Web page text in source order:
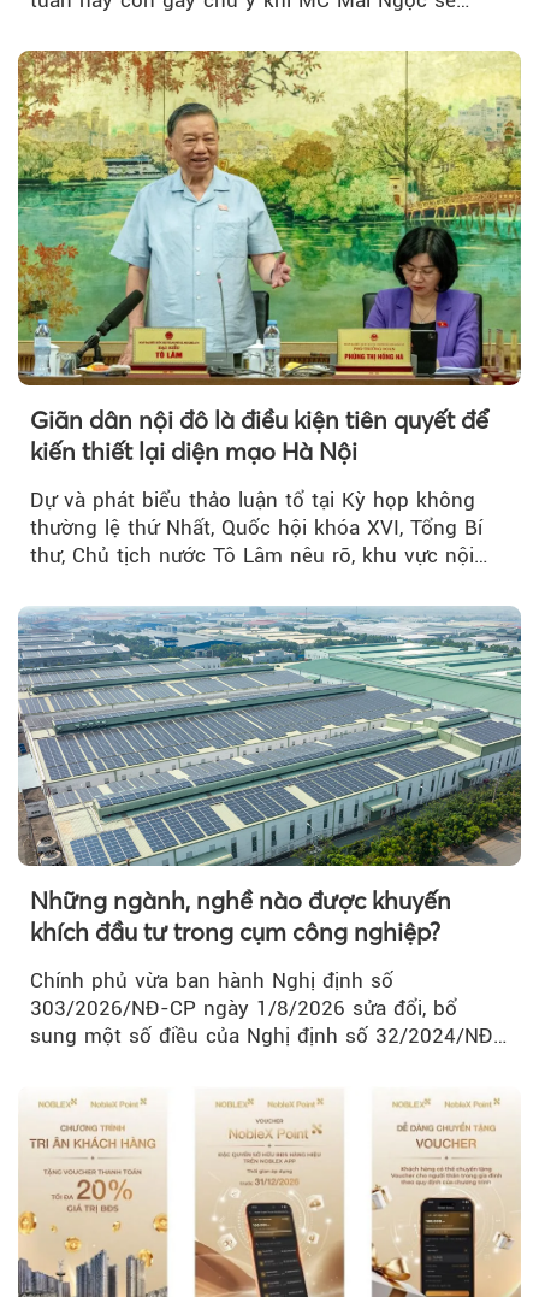
Giãn dân nội đô là điều kiện tiên quyết để
kiến thiết lại diện mạo Hà Nội
Dự và phát biểu thảo luận tổ tại Kỳ họp không
thường lệ thứ Nhất, Quốc hội khóa XVI, Tổng Bí
thư, Chủ tịch nước Tô Lâm nêu rõ, khu vực nội
Những ngành, nghề nào được khuyến
khích đầu tư trong cụm công nghiệp?
Chính phủ vừa ban hành Nghị định số
303/2026/NĐ-CP ngày 1/8/2026 sửa đổi, bổ
sung một số điều của Nghị định số 32/2024/NĐ-